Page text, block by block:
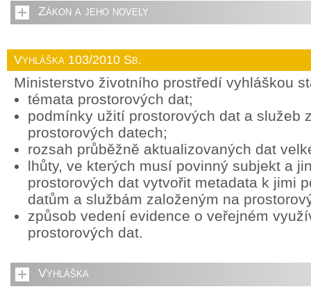
Zákon a jeho novely
Vyhláška 103/2010 Sb.
Ministerstvo životního prostředí vyhláškou
témata prostorových dat;
podmínky užití prostorových dat a služeb
prostorových datech;
rozsah průběžně aktualizovaných dat
lhůty, ve kterých musí povinný subjekt a
prostorových dat vytvořit metadata k jimi
datům a službám založeným na
způsob vedení evidence o veřejném
prostorových dat.
Vyhláška